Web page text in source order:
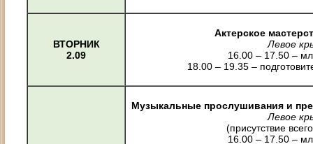
ВТОРНИК
2.09
Актерское
Левое
16.00 – 17.50 –
18.00 – 19.35 –
Музыкальные прослушивания и
Левое
(присутствие
16.00 – 17.50 –